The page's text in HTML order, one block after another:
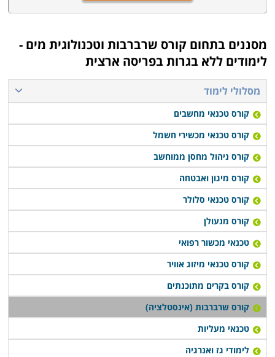
מסננים בתחום קורס שרברבות וטכנולוגית מים -
לימודים ללא בגרות בפריסה ארצית
מסלולי לימוד
קורס טכנאי מחשבים
קורס טכנאי מכשירי חשמל
קורס ניהול מחסן ממוחשב
קורס מיגון ואבטחה
קורס טכנאי סלולר
קורס מנעולן
טכנאי מכשור רפואי
קורס טכנאי מיזוג אוויר
קורס בקרים מתוכנתים
קורס שרברבות (אינסטלציה)
טכנאי מעליות
לימודי גז ואנרגיה